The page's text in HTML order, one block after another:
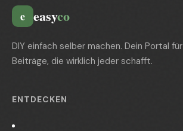
e easyco
DIY einfach selber machen. Dein Portal
Beiträge, die wirklich jeder schafft.
ENTDECKEN